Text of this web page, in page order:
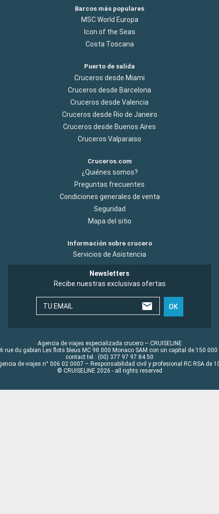
Barcos más populares
MSC World Europa
Icon of the Seas
Costa Toscana
Puerto de salida
Cruceros desde Miami
Cruceros desde Barcelona
Cruceros desde Valencia
Cruceros desde Rio de Janeiro
Cruceros desde Buenos Aires
Cruceros Valparaiso
Cruceros.com
¿Quiénes somos?
Preguntas frecuentes
Condiciones generales de venta
Seguridad
Mapa del sitio
Información sobre crucero
Servicios de Asistencia
Newsletters
Recibe nuestras exclusivas ofertas
TU EMAIL OK
Agencia de viajes especializada crucero – CRUISELINE
rue du gabian Les flots bleus MC 98 000 Monaco SAM con un capital de 150 000
contact tel : (00) 377 97 97 84 50
de viajes n° 006 02 0007 – Responsabilidad civil y profesional RC RSA de
© CRUISELINE 2026 - all rights reserved